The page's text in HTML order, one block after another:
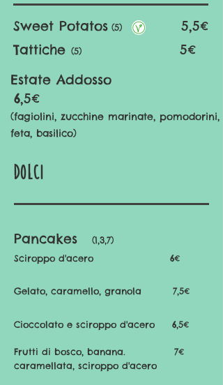
Sweet Potatos (5) 5,5€
​
Tattiche (5)
5€
Estate Addosso
6,5€
​(fagiolini, zucchine marinate, pomodorini,
feta, basilico)
dolci
Pancakes
(1,3,7)
Sciroppo d'acero 6€
Gelato, caramello, granola 7,5€
Cioccolato e sciroppo d'acero 6,5€
Frutti di bosco, banana. 7€
caramellata, sciroppo d'acero